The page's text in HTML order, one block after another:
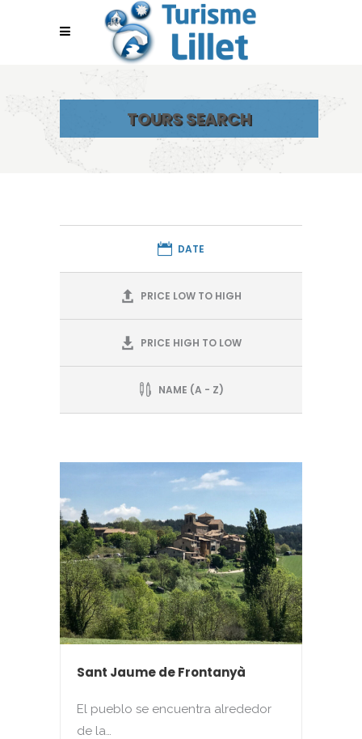
TOURS SEARCH
DATE
PRICE LOW TO HIGH
PRICE HIGH TO LOW
NAME (A - Z)
Sant Jaume de Frontanyà
El pueblo se encuentra alrededor
de la…